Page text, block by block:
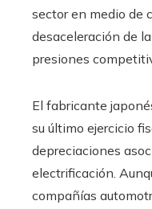
sector en medio de
desaceleración de
presiones
El fabricante
su último ejercicio
depreciaciones
electrificación.
compañías